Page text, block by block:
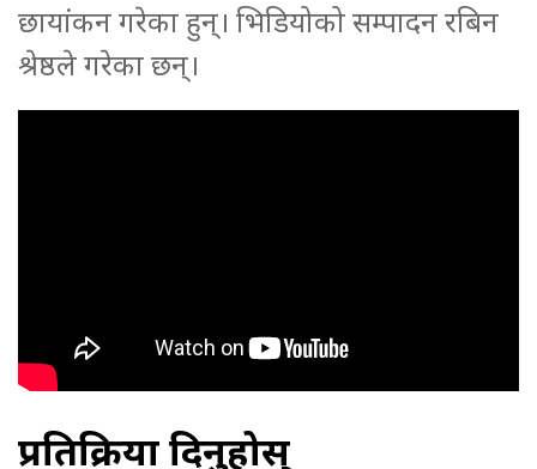
छायांकन गरेका हुन्। भिडियोको सम्पादन रबिन
श्रेष्ठले गरेका छन्।
प्रतिक्रिया दिनुहोस्